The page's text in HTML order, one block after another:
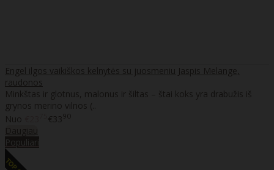
Engel ilgos vaikiškos kelnytės su juosmeniu Jaspis Melange,
raudonos
Minkštas ir glotnus, malonus ir šiltas – štai koks yra drabužis iš
grynos merino vilnos (..
Nuo
€3390
Daugiau
Populiari